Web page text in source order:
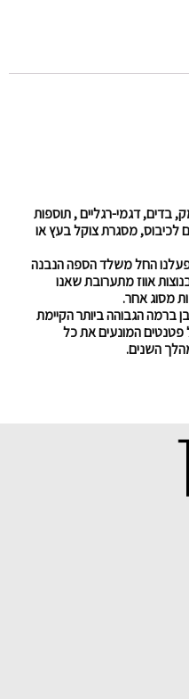
בדים, דגמי-רגליים , תוספות
לכיבוס, מסגרת צוקל בעץ או
החל משלד הספה הנבנה
אווז מתערובת שאנו
מסוג אחר.
ברמה הגבוהה ביותר הקיימת
המונעים את כל
השנים.